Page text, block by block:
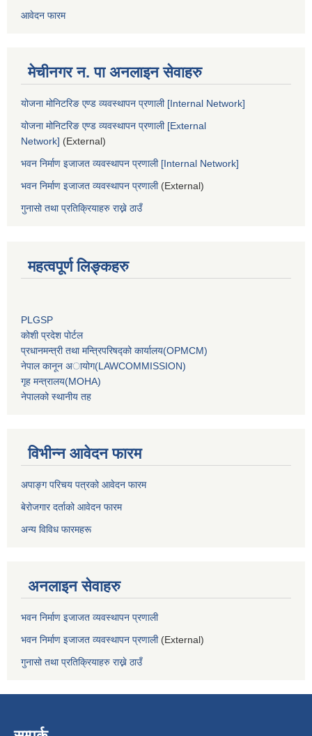
आवेदन फारम
मेचीनगर न. पा अनलाइन सेवाहरु
योजना मोनिटरिङ एण्ड व्यवस्थापन प्रणाली [Internal Network]
योजना मोनिटरिङ एण्ड व्यवस्थापन प्रणाली [External
Network] (External)
भवन निर्माण इजाजत व्यवस्थापन प्रणाली [Internal Network]
भवन निर्माण इजाजत व्यवस्थापन प्रणाली(External)
गुनासो तथा प्रतिक्रियाहरु राख्ने ठाउँ
महत्वपूर्ण लिङ्कहरु
PLGSP
कोशी प्रदेश पोर्टल
प्रधानमन्‍त्री तथा मन्‍त्रिपरिषद्को कार्यालय(OPMCM)
नेपाल कानून अायोग(LAWCOMMISSION)
गृह मन्‍त्रालय(MOHA)
नेपालको स्थानीय तह
विभीन्न आवेदन फारम
अपाङ्ग परिचय पत्रको आवेदन फारम
बेरोजगार दर्ताको आवेदन फारम
अन्य विविध फारमहरू
अनलाइन सेवाहरु
भवन निर्माण इजाजत व्यवस्थापन प्रणाली
भवन निर्माण इजाजत व्यवस्थापन प्रणाली(External)
गुनासो तथा प्रतिक्रियाहरु राख्ने ठाउँ